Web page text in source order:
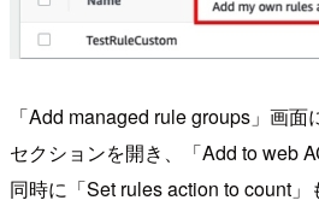
「Add managed rule groups」画
セクションを開き、「Add to web
同時に「Set rules action to count」